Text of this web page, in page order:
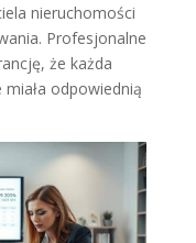
nieruchomości
Profesjonalne
że każda
odpowiednią